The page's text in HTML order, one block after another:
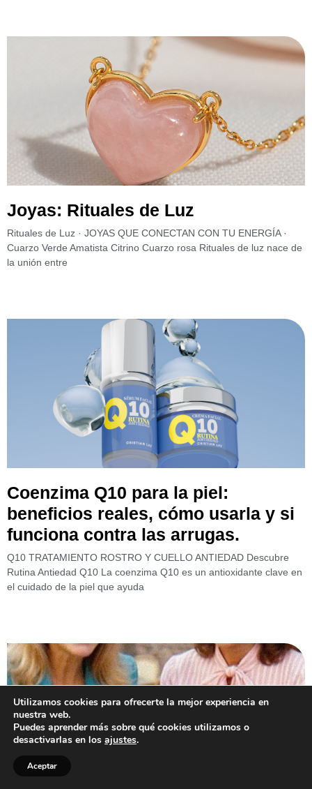
Joyas: Rituales de Luz
Rituales de Luz · JOYAS QUE CONECTAN CON TU ENERGÍA ·
Cuarzo Verde Amatista Citrino Cuarzo rosa Rituales de luz nace de
la unión entre
Coenzima Q10 para la piel:
beneficios reales, cómo usarla y si
funciona contra las arrugas.
Q10 TRATAMIENTO ROSTRO Y CUELLO ANTIEDAD Descubre
Rutina Antiedad Q10 La coenzima Q10 es un antioxidante clave en
el cuidado de la piel que ayuda
Utilizamos cookies para ofrecerte la mejor experiencia en
nuestra web.
Puedes aprender más sobre qué cookies utilizamos o
desactivarlas en los ajustes.
Aceptar